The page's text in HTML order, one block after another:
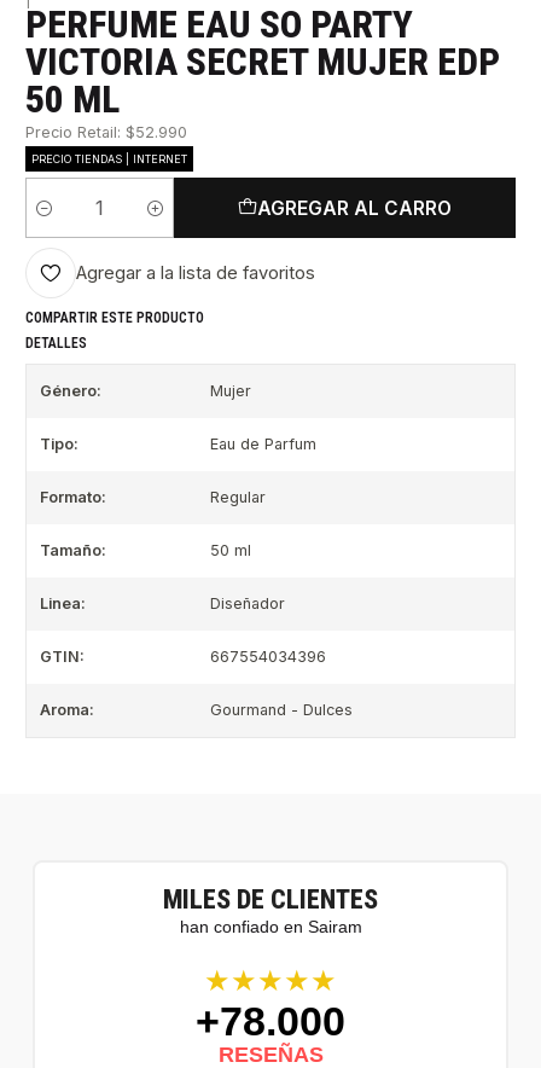
PERFUME EAU SO PARTY
VICTORIA SECRET MUJER EDP
50 ML
Precio Retail: $52.990
PRECIO TIENDAS | INTERNET
Cantidad
AGREGAR AL CARRO
Agregar a la lista de favoritos
COMPARTIR ESTE PRODUCTO
DETALLES
Género: Mujer
Tipo: Eau de Parfum
Formato: Regular
Tamaño: 50 ml
Linea: Diseñador
GTIN: 667554034396
Aroma: Gourmand - Dulces
MILES DE CLIENTES
han confiado en Sairam
★★★★★
+78.000
RESEÑAS